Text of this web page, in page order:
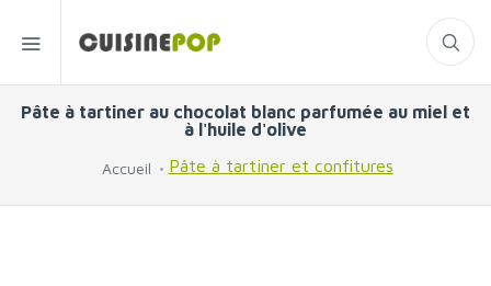
Pâte à tartiner au chocolat blanc parfumée au miel et
à l'huile d'olive
Accueil Pâte à tartiner et confitures